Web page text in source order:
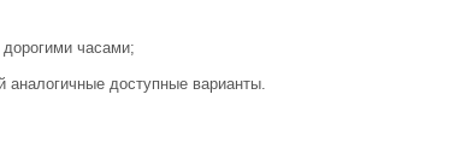
часами;
аналогичные доступные варианты.